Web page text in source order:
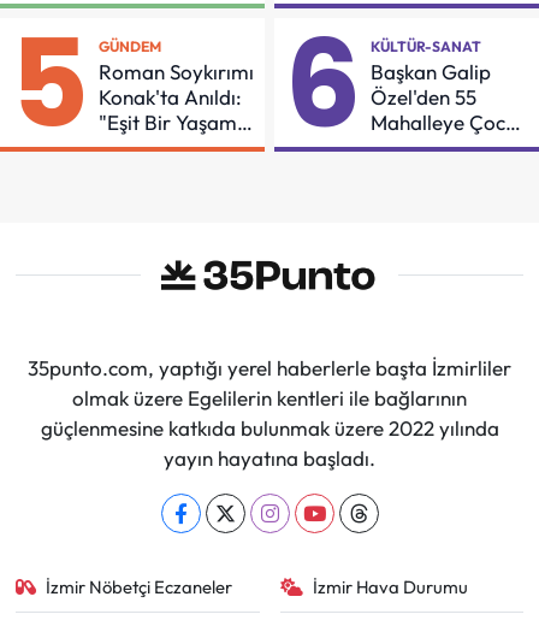
5 GÜNDEM
Roman Soykırımı
Konak'ta Anıldı:
"Eşit Bir Yaşam
İçin Mücadeleyi
6 KÜLTÜR-SANAT
Başkan Galip
Özel'den 55
Mahalleye Çocuk
Şenliği
35punto.com, yaptığı yerel haberlerle başta İzmirliler
olmak üzere Egelilerin kentleri ile bağlarının
güçlenmesine katkıda bulunmak üzere 2022 yılında
yayın hayatına başladı.
İzmir Nöbetçi Eczaneler İzmir Hava Durumu